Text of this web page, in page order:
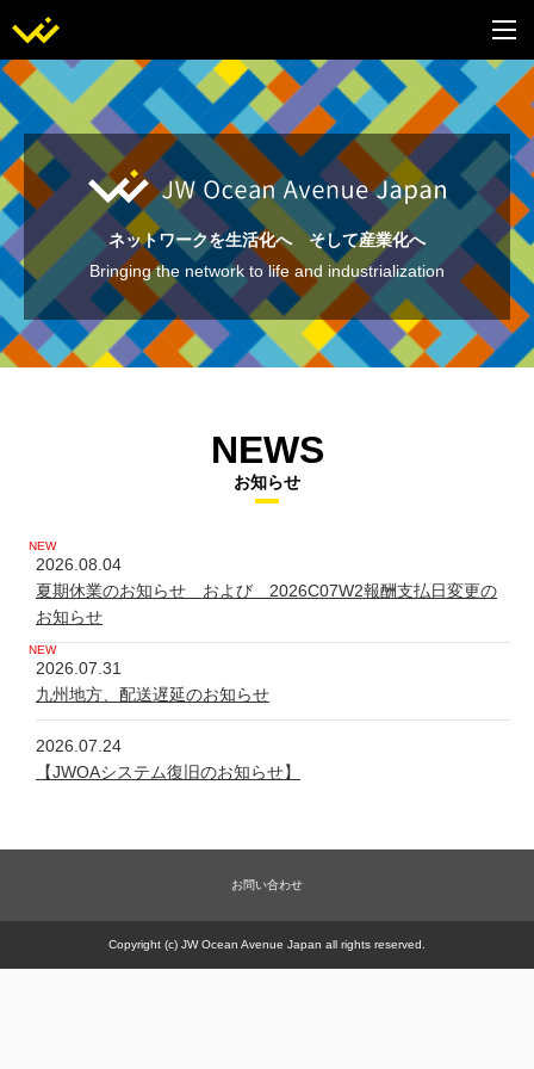
ネットワークを生活化へ そして産業化へ
Bringing the network to life and industrialization
NEWS
お知らせ
2026.08.04
夏期休業のお知らせ および 2026C07W2報酬支払日変更の
お知らせ
2026.07.31
九州地方、配送遅延のお知らせ
2026.07.24
【JWOAシステム復旧のお知らせ】
システム不具合について
新規商品【太古の甕 細胞浴サロン営業権】販売一時休止の件
お問い合わせ
Copyright (c) JW Ocean Avenue Japan all rights reserved.